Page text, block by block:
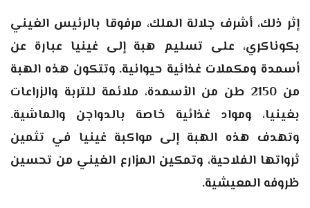
إثر ذلك، أشرف جلالة الملك، مرفوقا بالرئيس الغيني
بكوناكري، على تسليم هبة إلى غينيا عبارة عن
أسمدة ومكملات غذائية حيوانية. وتتكون هذه الهبة
من 2150 طن من الأسمدة، ملائمة للتربة والزراعات
بغينيا، ومواد غذائية خاصة بالدواجن والماشية.
وتهدف هذه الهبة إلى مواكبة غينيا في تثمين
ثرواتها الفلاحية، وتمكين المزارع الغيني من تحسين
ظروفه المعيشية.